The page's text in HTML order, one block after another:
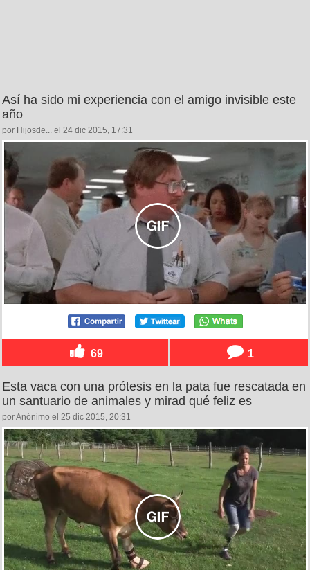
Así ha sido mi experiencia con el amigo invisible este
año
por Hijosde... el 24 dic 2015, 17:31
69 1
Esta vaca con una prótesis en la pata fue rescatada en
un santuario de animales y mirad qué feliz es
por Anónimo el 25 dic 2015, 20:31